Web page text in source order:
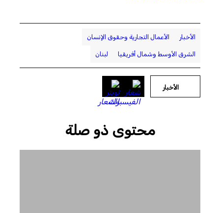
الأخبار الأعمال التجارية وحقوق الإنسان
الشرق الأوسط وشمال أفريقيا لبنان
الأخبار
محتوى ذو صلة